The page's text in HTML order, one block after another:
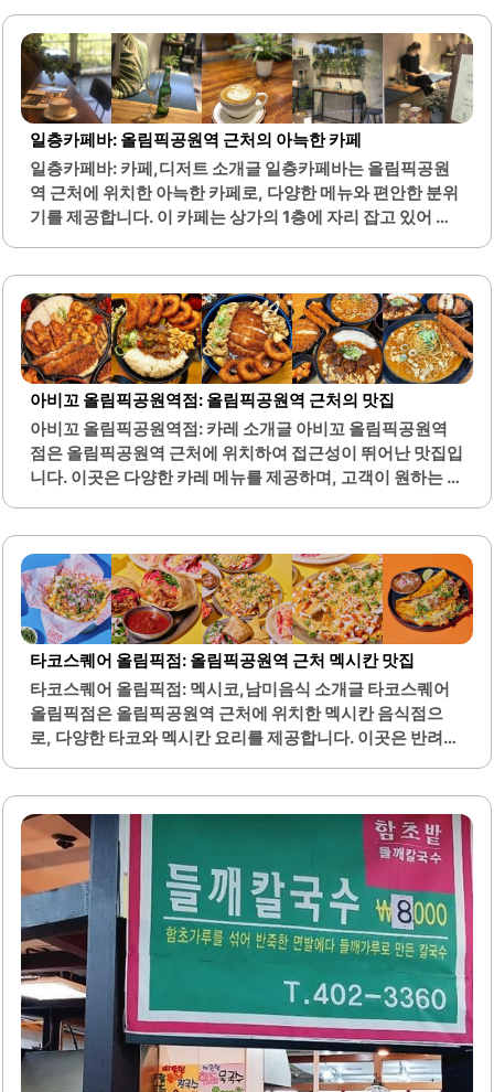
샌드위치 메뉴도 다양하게 준비되어 있어 점심 식사로도 훌
륭한 선택이 될 수 있습니다. 신선한 재료로 만들어진 샌드위
치는 크로아상에 듬뿍 들어가 있어 풍부한 맛을 자랑합니다.
굿투고는 구움과자류도 제공하며, 이곳의 디저트는 수준급
으로 평가받고 있습니다.고객들은 스콘을 주문하면 따뜻하
게 데워주어 바삭한 식감을 유지합니다. 카페의 인테리어와
음악은 편안한 분위기를 조성하여 작업하기에도 적합합니
다. 이곳은 손님들이 잠시 머물며 휴식을 취하기 좋은 장소입
니다.굿투고는 올림픽상가 1층에 위치하여 접근성이 뛰어나
며, 주변 환경과 어우러져 있습니다. 카페의 분위기는 계절
에..
일층카페바: 올림픽공원역 근처의 아늑한 카페
일층카페바: 카페,디저트 소개글 일층카페바는 올림픽공원
역 근처에 위치한 아늑한 카페로, 다양한 메뉴와 편안한 분위
기를 제공합니다. 이 카페는 상가의 1층에 자리 잡고 있어 접
대화나 혼자서 책을 읽기에 적합한 환경을 제공합니다.메뉴
에는 신선한 샐러드, 샌드위치, 다양한 음료가 포함되어 있어
고객의 다양한 취향을 만족시킬 수 있습니다. 특히, 수박 주스
와 아이스 커피는 여름철에 시원하게 즐기기 좋은 선택입니
다. 커피는 마일드하고 고소한 맛으로, 많은 고객들에게 사랑
받고 있습니다.또한, 친절한 직원들의 서비스는 고객들에게
편안한 경험을 제공합니다. 카페의 크기는 작지만, 창밖으로
보이는 초록 뷰가 눈을 편안하게 해주며, 자연과 함께하는 시
간을 선사합니다. 주차 공간도 마련되어 있어 차량..
아비꼬 올림픽공원역점: 올림픽공원역 근처의 맛집
아비꼬 올림픽공원역점: 카레 소개글 아비꼬 올림픽공원역
점은 올림픽공원역 근처에 위치하여 접근성이 뛰어난 맛집입
니다. 이곳은 다양한 카레 메뉴를 제공하며, 고객이 원하는 대
하게 응대하며, 고객의 요구에 세심하게 신경을 씁니다. 특
히, 카레와 함께 제공되는 다양한 세트 메뉴는 선택의 폭을 넓
혀줍니다. 또한, 양이 풍부하여 만족스러운 식사를 경험할 수
있습니다.이곳은 혼밥하기에도 적합하며, 간단하게 식사를
해결하기 좋은 장소입니다. 매장 음악은 고객의 기분을 더욱
좋게 만들어 주며, 특별한 날의 분위기를 한층 더해줍니다. 야
외에서 식사할 경우 시원한 바람을 느끼며 더욱 맛있게 즐길
수 있습니다.아비꼬의 카레는 독특한 맛을 자랑하며, 치즈와
의 조화도 뛰어납니다. 다양한 토핑 추가가..
타코스퀘어 올림픽점: 올림픽공원역 근처 멕시칸 맛집
타코스퀘어 올림픽점: 멕시코,남미음식 소개글 타코스퀘어
올림픽점은 올림픽공원역 근처에 위치한 멕시칸 음식점으
로, 다양한 타코와 멕시칸 요리를 제공합니다. 이곳은 반려동
한 생선을 사용하여 직접 튀겨낸 피쉬타코는 부드러운 생선
살과 신선한 야채, 라임의 조화가 뛰어난 메뉴로 알려져 있습
니다.비리아타코는 진한 소스와 부드러운 고기의 조합으로
많은 손님들에게 사랑받고 있습니다. 또한, 퀘사디아와 보울
같은 다양한 메뉴가 있어 선택의 폭이 넓습니다. 타코스퀘어
는 공연이나 행사 후에 방문하기 좋은 위치에 있으며, 빠른 서
비스와 친절한 직원들이 인상적입니다.아이들을 위한 키즈
메뉴도 마련되어 있어 가족 단위 방문객들에게 적합합니다.
이곳은 가성비가 뛰어난 세트 메뉴를 제공하여, 친구나 가족
과 함께 즐기기에..